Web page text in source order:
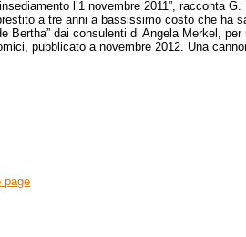
l’1 novembre 2011”, racconta G.
a tre anni a bassissimo costo che ha
Bertha” dai consulenti di Angela Merkel,
pubblicato a novembre 2012. Una
page